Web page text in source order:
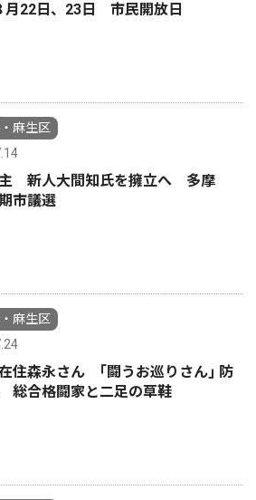
22日、23日 市民開放日
麻生区
主 新人大間知氏を擁立へ 多摩
市議選
麻生区
住森永さん ｢闘うお巡りさん｣ 防
総合格闘家と二足の草鞋